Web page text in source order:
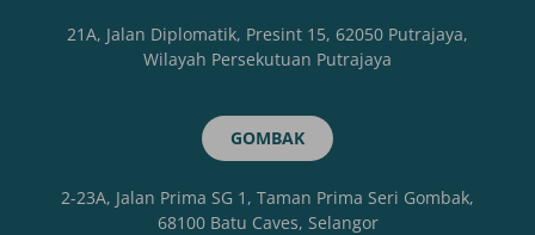
21A, Jalan Diplomatik, Presint 15, 62050 Putrajaya,
Wilayah Persekutuan Putrajaya
GOMBAK
2-23A, Jalan Prima SG 1, Taman Prima Seri Gombak,
68100 Batu Caves, Selangor